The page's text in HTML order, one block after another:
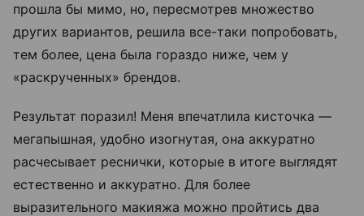
прошла бы мимо, но, пересмотрев множество
других вариантов, решила все-таки попробовать,
тем более, цена была гораздо ниже, чем у
«раскрученных» брендов.
Результат поразил! Меня впечатлила кисточка —
мегапышная, удобно изогнутая, она аккуратно
расчесывает реснички, которые в итоге выглядят
естественно и аккуратно. Для более
выразительного макияжа можно пройтись два